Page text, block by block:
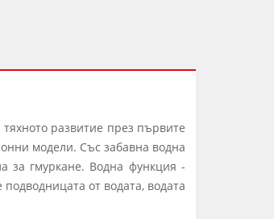
развитие през първите
модели. Със забавна водна
за гмуркане. Водна функция -
от водата, водата